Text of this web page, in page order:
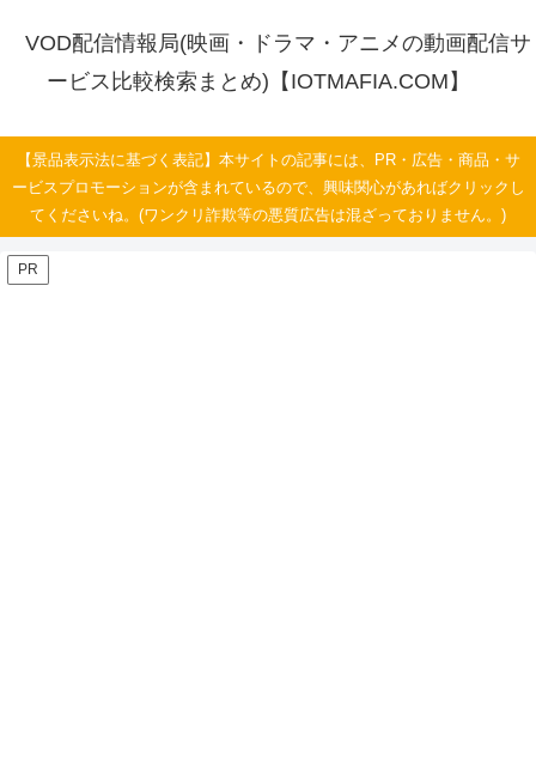
VOD配信情報局(映画・ドラマ・アニメの動画配信サ
ービス比較検索まとめ)【IOTMAFIA.COM】
【景品表示法に基づく表記】本サイトの記事には、PR・広告・商品・サ
ービスプロモーションが含まれているので、興味関心があればクリックし
てくださいね。(ワンクリ詐欺等の悪質広告は混ざっておりません。)
PR